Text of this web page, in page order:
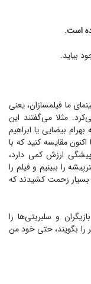
است.
بیاید.
ما فیلمسازان، یعنی
مثلا می‌گفتند این
بیضایی یا ابراهیم
مقایسه کنید که با
ارزش کمی دارد،
را ببینیم و فیلم را
بسیار زحمت کشیدند که
و سلبریتی‌ها را
را بگویند، حتی خود من